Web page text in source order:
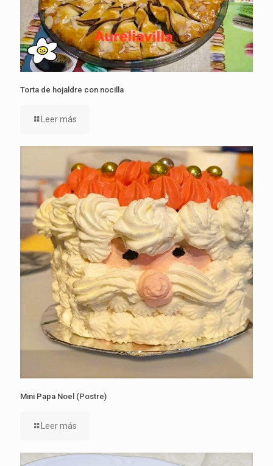
Torta de hojaldre con nocilla
Leer más
Mini Papa Noel (Postre)
Leer más